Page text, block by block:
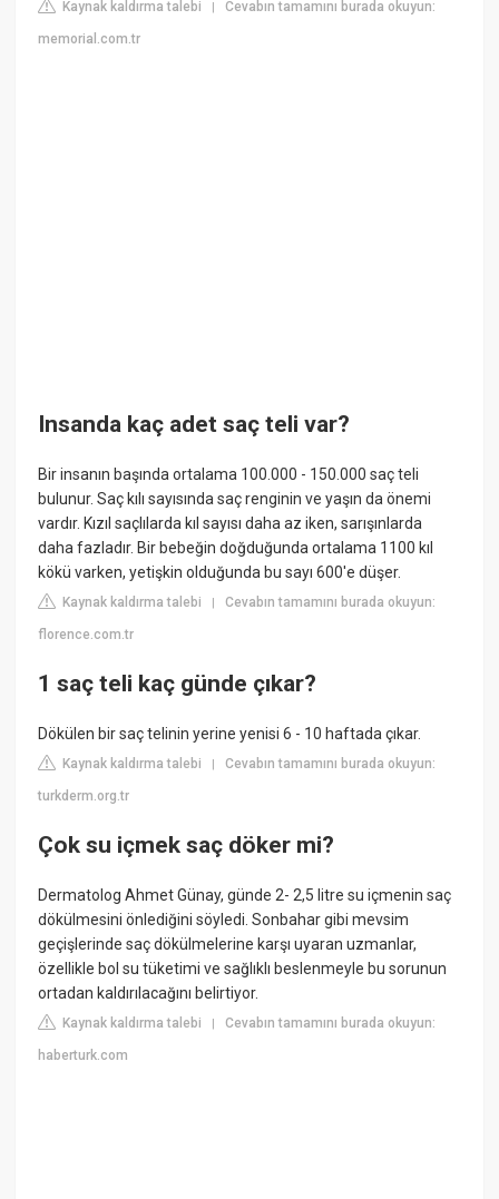
Kaynak kaldırma talebi |Cevabın tamamını burada okuyun:
memorial.com.tr
Insanda kaç adet saç teli var?
Bir insanın başında ortalama 100.000 - 150.000 saç teli
bulunur. Saç kılı sayısında saç renginin ve yaşın da önemi
vardır. Kızıl saçlılarda kıl sayısı daha az iken, sarışınlarda
daha fazladır. Bir bebeğin doğduğunda ortalama 1100 kıl
kökü varken, yetişkin olduğunda bu sayı 600'e düşer.
Kaynak kaldırma talebi |Cevabın tamamını burada okuyun:
florence.com.tr
1 saç teli kaç günde çıkar?
Dökülen bir saç telinin yerine yenisi 6 - 10 haftada çıkar.
Kaynak kaldırma talebi |Cevabın tamamını burada okuyun:
turkderm.org.tr
Çok su içmek saç döker mi?
Dermatolog Ahmet Günay, günde 2- 2,5 litre su içmenin saç
dökülmesini önlediğini söyledi. Sonbahar gibi mevsim
geçişlerinde saç dökülmelerine karşı uyaran uzmanlar,
özellikle bol su tüketimi ve sağlıklı beslenmeyle bu sorunun
ortadan kaldırılacağını belirtiyor.
Kaynak kaldırma talebi |Cevabın tamamını burada okuyun:
haberturk.com